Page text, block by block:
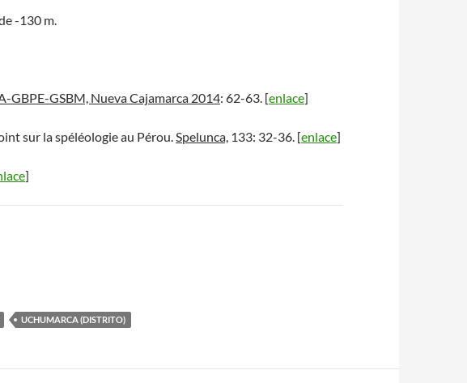
-130 m.
GBPE-GSBM, Nueva Cajamarca 2014: 62-63. [enlace]
sur la spéléologie au Pérou.Spelunca, 133: 32-36. [enlace]
]
UCHUMARCA (DISTRITO)